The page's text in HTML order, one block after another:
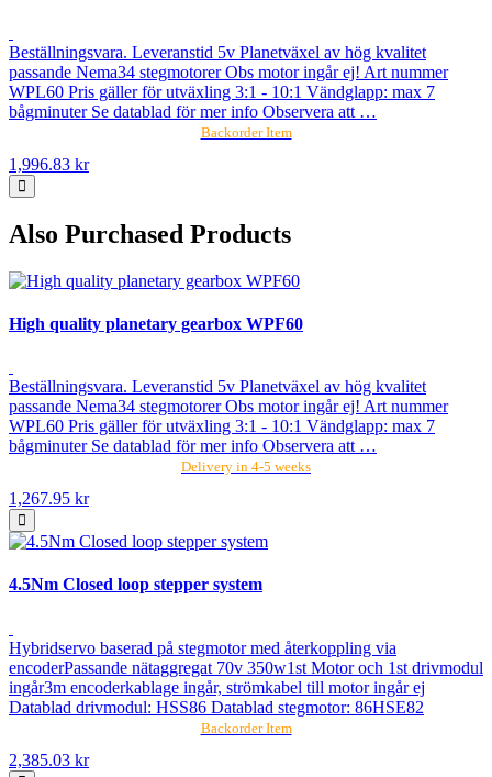
Beställningsvara. Leveranstid 5v Planetväxel av hög kvalitet
passande Nema34 stegmotorer Obs motor ingår ej! Art nummer
WPL60 Pris gäller för utväxling 3:1 - 10:1 Vändglapp: max 7
bågminuter Se datablad för mer info Observera att …
Backorder Item
1,996.83 kr
Also Purchased Products
High quality planetary gearbox WPF60
Beställningsvara. Leveranstid 5v Planetväxel av hög kvalitet
passande Nema34 stegmotorer Obs motor ingår ej! Art nummer
WPL60 Pris gäller för utväxling 3:1 - 10:1 Vändglapp: max 7
bågminuter Se datablad för mer info Observera att …
Delivery in 4-5 weeks
1,267.95 kr
4.5Nm Closed loop stepper system
Hybridservo baserad på stegmotor med återkoppling via
encoderPassande nätaggregat 70v 350w1st Motor och 1st drivmodul
ingår3m encoderkablage ingår, strömkabel till motor ingår ej
Datablad drivmodul: HSS86 Datablad stegmotor: 86HSE82
Backorder Item
2,385.03 kr